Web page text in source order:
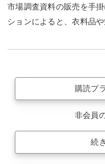
市場調査資料の販売を手
ションによると、衣料品
購読プ
非会員
続